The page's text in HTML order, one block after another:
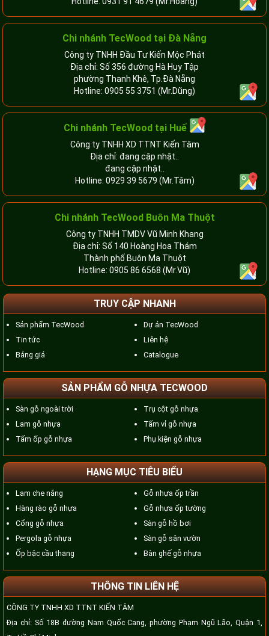
Chi nhánh TecWood tại Đà Nẵng
Công ty TNHH Đầu Tư Kiến Mộc Phát
Địa chỉ: Số 356 đường Hà Huy Tập
phường Thanh Khê, Tp.Đà Nẵng
Hotline: 0905 55 3751 (Mr.Dũng)
Chi nhánh TecWood tại Huế
Công ty TNHH XD TTNT Kiến Tâm
Địa chỉ: đang cập nhật..
đang cập nhật..
Hotline: 0929 39 5679 (Mr.Tâm)
Chi nhánh TecWood Buôn Ma Thuột
Công ty TNHH TMDV Vũ Minh Khang
Địa chỉ: Số 140 Hoàng Hoa Thám
Thành phố Buôn Ma Thuột
Hotline: 0905 86 6568 (Mr.Vũ)
TRUY CẬP NHANH
Sản phẩm TecWood
Tin tức
Bảng giá
Dự án TecWood
Liên hệ
Catalogue
SẢN PHẨM GỖ NHỰA TECWOOD
Sàn gỗ ngoài trời
Lam gỗ nhựa
Tấm ốp gỗ nhựa
Trụ cột gỗ nhựa
Tấm vỉ gỗ nhựa
Phụ kiện gỗ nhựa
HẠNG MỤC TIÊU BIỂU
Lam che nắng
Hàng rào gỗ nhựa
Cổng gỗ nhựa
Pergola gỗ nhựa
Ốp bậc cầu thang
Gỗ nhựa ốp trần
Gỗ nhựa ốp tường
Sàn gỗ hồ bơi
Sàn gỗ sân vườn
Bàn ghế gỗ nhựa
THÔNG TIN LIÊN HỆ
CÔNG TY TNHH XD TTNT KIẾN TÂM
Địa chỉ: Số 18B đường Nam Quốc Cang, phường Phạm Ngũ Lão, Quận 1,